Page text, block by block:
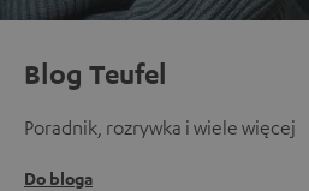
Blog Teufel
Poradnik, rozrywka i wiele więcej
Do bloga